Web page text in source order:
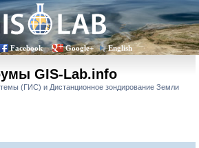
Facebook Google+ English
GIS-Lab.info
(ГИС) и Дистанционное зондирование Земли